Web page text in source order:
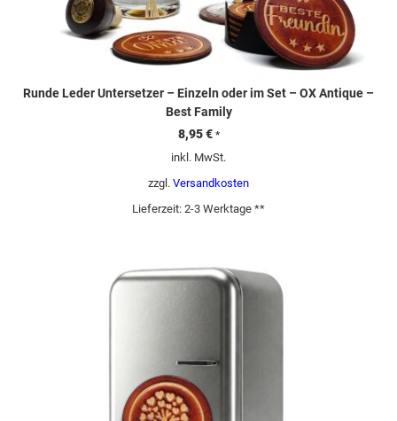
Runde Leder Untersetzer – Einzeln oder im Set – OX Antique –
Best Family
8,95€ *
inkl. MwSt.
zzgl. Versandkosten
Lieferzeit: 2-3 Werktage **